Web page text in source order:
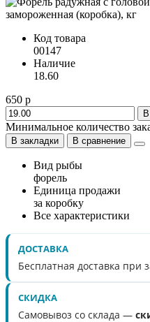
Код товара
00147
Наличие
18.60
650 р
Минимальное количество
В закладки В сравнение
Вид рыбы
форель
Единица продажи
за коробку
Все характеристики
ДОСТАВКА
Бесплатная доставка при
СКИДКА
Самовывоз со склада —